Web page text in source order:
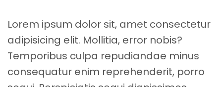
Lorem ipsum dolor sit, amet consectetur
adipisicing elit. Mollitia, error nobis?
Temporibus culpa repudiandae minus
consequatur enim reprehenderit, porro